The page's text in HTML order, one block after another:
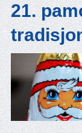
21.